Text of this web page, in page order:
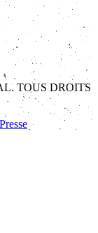
TOUS DROITS
Presse